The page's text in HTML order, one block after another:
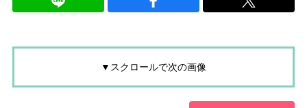
▼スクロールで次の画像